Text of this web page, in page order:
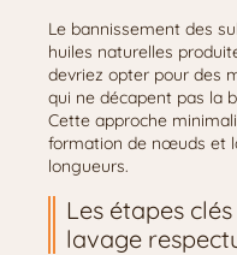
Le bannissement des
huiles naturelles
devriez opter pour des
qui ne décapent pas la
Cette approche
formation de nœuds et
longueurs.
Les étapes
lavage